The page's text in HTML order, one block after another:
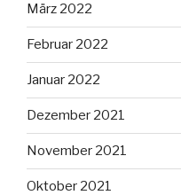
März 2022
Februar 2022
Januar 2022
Dezember 2021
November 2021
Oktober 2021